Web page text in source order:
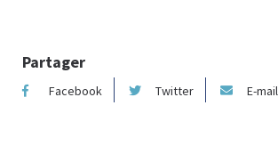
Partager
Facebook Twitter E-mail